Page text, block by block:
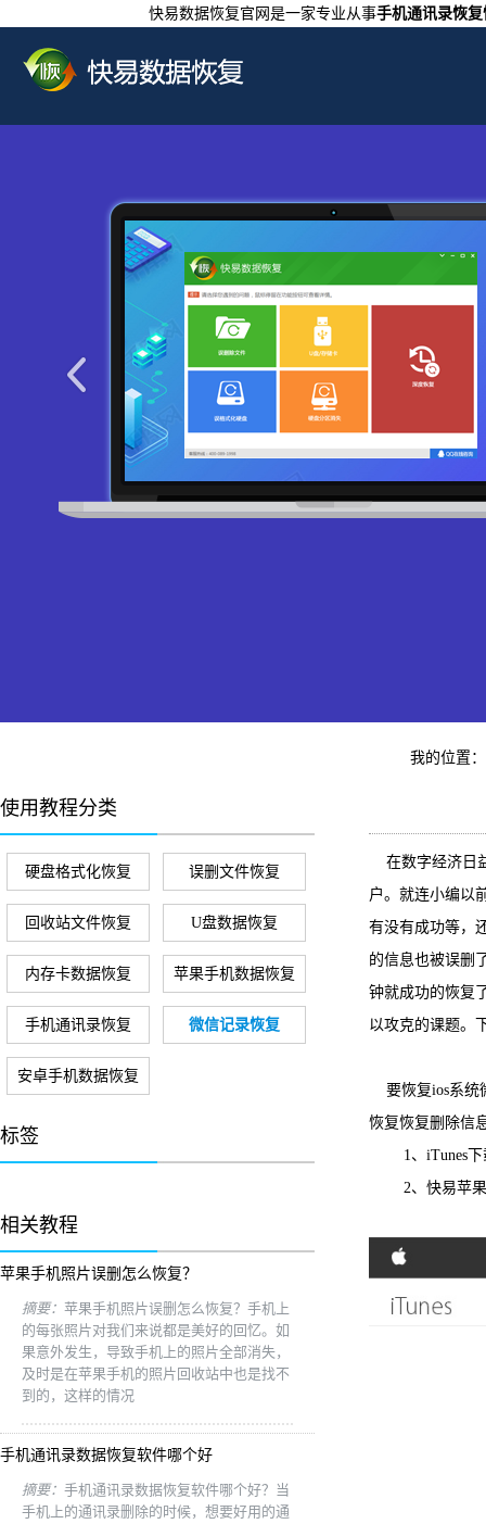
快易数据恢复官网是一家专业从事手机通讯录恢
我的位置
使用教程分类
硬盘格式化恢复 误删文件恢复
回收站文件恢复 U盘数据恢复
内存卡数据恢复 苹果手机数据恢复
手机通讯录恢复 微信记录恢复
安卓手机数据恢复
标签
相关教程
苹果手机照片误删怎么恢复？
摘要： 苹果手机照片误删怎么恢复？手机上
的每张照片对我们来说都是美好的回忆。如
果意外发生，导致手机上的照片全部消失，
及时是在苹果手机的照片回收站中也是找不
到的，这样的情况
手机通讯录数据恢复软件哪个好
摘要： 手机通讯录数据恢复软件哪个好？当
手机上的通讯录删除的时候，想要好用的通
在数字经济日
户。就连小编以
有没有成功等，
的信息也被误删
钟就成功的恢复
以攻克的课题。
要恢复ios系统
恢复恢复删除信
1、iTunes下
2、快易苹果